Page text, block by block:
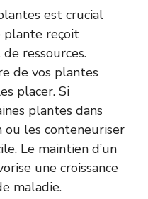
est crucial
plante reçoit
ressources.
de vos plantes
placer. Si
plantes dans
les conteneuriser
Le maintien d’un
une croissance
maladie.